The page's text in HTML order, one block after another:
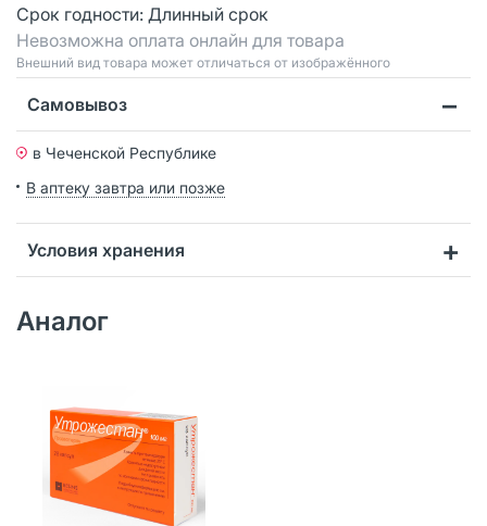
Срок годности: Длинный срок
Невозможна оплата онлайн для товара
Bнешний вид товара может отличаться от изображённого
Самовывоз
в Чеченской Республике
В аптеку завтра или позже
Условия хранения
Аналог